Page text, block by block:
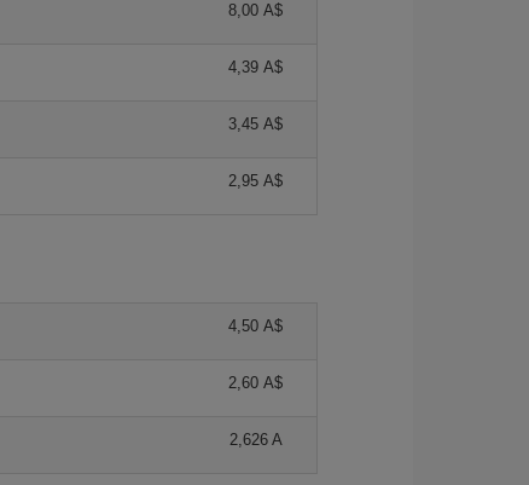
8,00 A$
4,39 A$
3,45 A$
2,95 A$
4,50 A$
2,60 A$
2,626 A